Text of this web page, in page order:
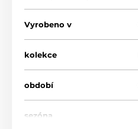
Vyrobeno v
kolekce
období
sezóna